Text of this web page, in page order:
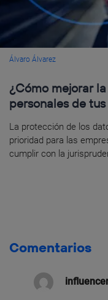
Álvaro Álvarez
¿Cómo mejorar
personales de
La protección de los
prioridad para las
cumplir con la
Comentarios